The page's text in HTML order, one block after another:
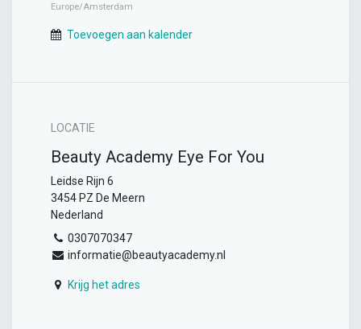
Europe/Amsterdam
Toevoegen aan kalender
LOCATIE
Beauty Academy Eye For You
Leidse Rijn 6
3454 PZ De Meern
Nederland
0307070347
informatie@beautyacademy.nl
Krijg het adres